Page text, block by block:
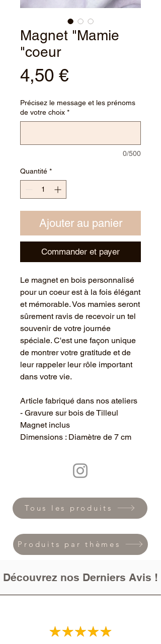
Magnet "Mamie
"coeur
4,50 €Prix
Précisez le message et les prénoms
de votre choix *
0/500
Quantité *
Ajouter au panier
Commander et payer
Le magnet en bois personnalisé
pour un coeur est à la fois élégant
et mémorable. Vos mamies seront
sûrement ravis de recevoir un tel
souvenir de votre journée
spéciale. C'est une façon unique
de montrer votre gratitude et de
leur rappeler leur rôle important
dans votre vie.
Article fabriqué dans nos ateliers
- Gravure sur bois de Tilleul
Magnet inclus
Dimensions : Diamètre de 7 cm
Tous les produits
Produits par thèmes
Découvrez nos Derniers Avis !